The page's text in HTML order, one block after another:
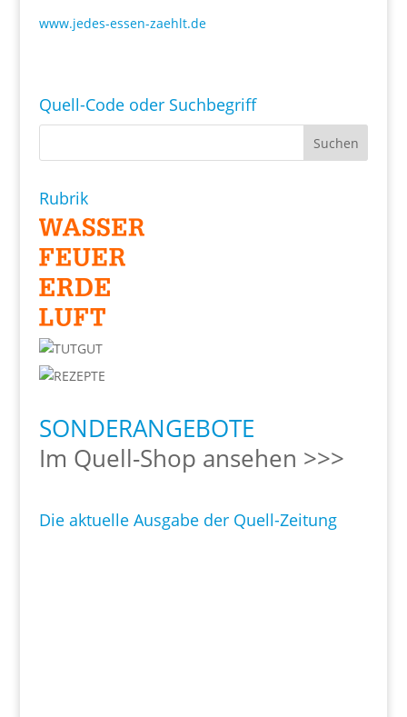
www.jedes-essen-zaehlt.de
Quell-Code oder Suchbegriff
Rubrik
SONDERANGEBOTE
Im Quell-Shop ansehen >>>
Die aktuelle Ausgabe der Quell-Zeitung